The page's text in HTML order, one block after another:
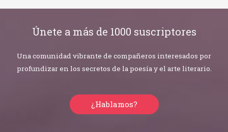
Únete a más de 1000 suscriptores
Una comunidad vibrante de compañeros interesados por
profundizar en los secretos de la poesía y el arte literario.
¿Hablamos?